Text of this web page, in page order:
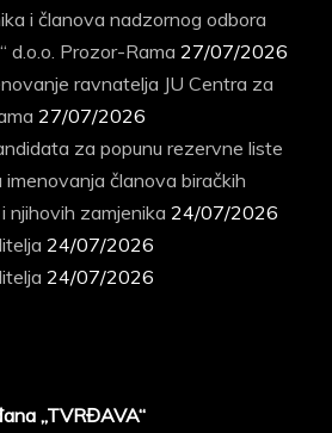
i članova nadzornog odbora
d.o.o. Prozor-Rama 27/07/2026
ravnatelja JU Centra za
27/07/2026
za popunu rezervne liste
članova biračkih
njihovih zamjenika 24/07/2026
24/07/2026
24/07/2026
„TVRĐAVA“